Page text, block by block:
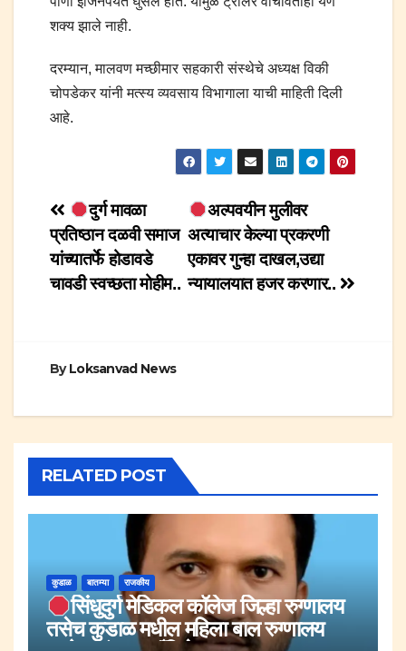
शक्य झाले नाही.
दरम्यान, मालवण मच्छीमार सहकारी संस्थेचे अध्यक्ष विकी
चोपडेकर यांनी मत्स्य व्यवसाय विभागाला याची माहिती दिली
आहे.
Post
navigation
अल्पवयीन मुलीवर
अत्याचार केल्या प्रकरणी
एकावर गुन्हा दाखल,उद्या
न्यायालयात हजर करणार..
दुर्ग मावळा
प्रतिष्ठान दळवी समाज
यांच्यातर्फे होडावडे
चावडी स्वच्छता मोहीम..
ByLoksanvad News
RELATED POST
कुडाळ बातम्या राजकीय
सिंधुदुर्ग मेडिकल कॉलेज जिल्हा रुग्णालय
तसेच कुडाळ मधील महिला बाल रुग्णालय